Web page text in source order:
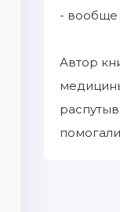
- вообще
Автор